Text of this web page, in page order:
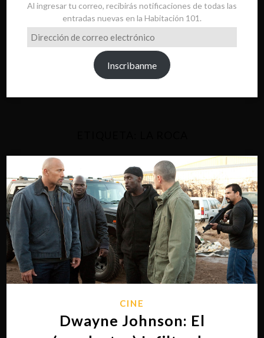
Al ingresar tu correo, recibirás notificaciones de todas las
entradas nuevas en la Habitación 101.
Dirección
de
Inscribanme
CINE
Dwayne Johnson: El